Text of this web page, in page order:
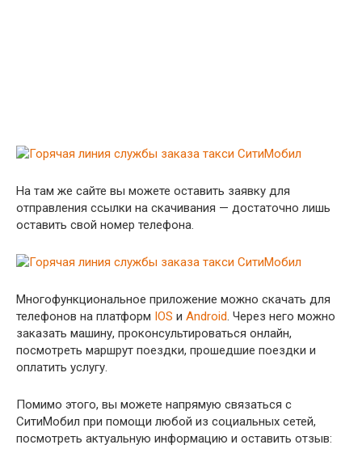
На там же сайте вы можете оставить заявку для
отправления ссылки на скачивания — достаточно лишь
оставить свой номер телефона.
Многофункциональное приложение можно скачать для
телефонов на платформ IOS и Android. Через него можно
заказать машину, проконсультироваться онлайн,
посмотреть маршрут поездки, прошедшие поездки и
оплатить услугу.
Помимо этого, вы можете напрямую связаться с
СитиМобил при помощи любой из социальных сетей,
посмотреть актуальную информацию и оставить отзыв: